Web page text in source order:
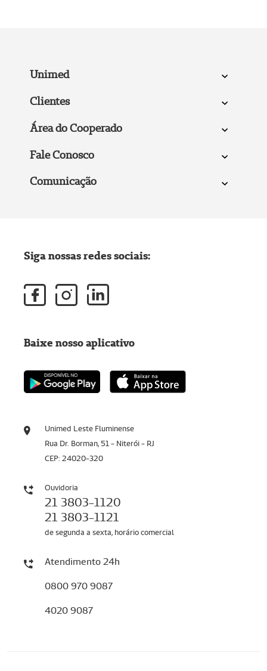
Unimed
Clientes
Área do Cooperado
Fale Conosco
Comunicação
Unimed Leste Fluminense
Rua Dr. Borman, 51 - Niterói - RJ
CEP: 24020-320
Ouvidoria
21 3803-1120
21 3803-1121
de segunda a sexta, horário comercial
Atendimento 24h
0800 970 9087
4020 9087
Siga nossas redes sociais:
Baixe nosso aplicativo